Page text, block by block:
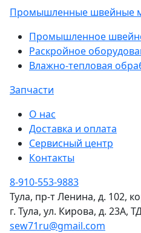
Промышленные швейные
Промышленное
Раскройное
Влажно-тепловая
Запчасти
О нас
Доставка и оплата
Сервисный центр
Контакты
8-910-553-9883
Тула, пр-т Ленина, д. 102,
г. Тула, ул. Кирова, д. 23А,
sew71ru@gmail.com